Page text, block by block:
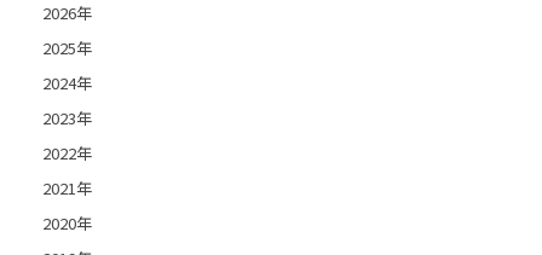
2026年
2025年
2024年
2023年
2022年
2021年
2020年